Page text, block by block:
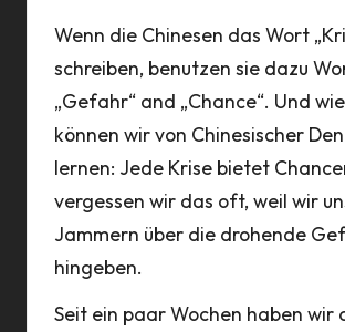
Wenn die Chinesen das Wort
schreiben, benutzen sie dazu
„Gefahr“ and „Chance“. Und
können wir von Chinesischer
lernen: Jede Krise bietet
vergessen wir das oft, weil wir
Jammern über die drohende
hingeben.
Seit ein paar Wochen haben wir